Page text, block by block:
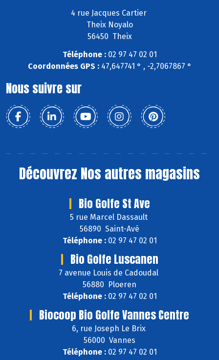
4 rue Jacques Cartier
Theix Noyalo
56450 Theix
Téléphone :02 97 47 02 01
Coordonnées GPS :47,647741 ° , -2,7067867 °
Nous suivre sur
Découvrez Nos autres magasins
Bio Golfe St Ave
5 rue Marcel Dassault
56890 Saint-Avé
Téléphone :02 97 47 02 01
Bio Golfe Luscanen
7 avenue Louis de Cadoudal
56880 Ploeren
Téléphone :02 97 47 02 01
Biocoop Bio Golfe Vannes Centre
6, rue Joseph Le Brix
56000 Vannes
Téléphone :02 97 47 02 01